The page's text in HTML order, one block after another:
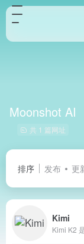
Moonshot AI
共 1 篇网址
排序 发布 更
Kimi